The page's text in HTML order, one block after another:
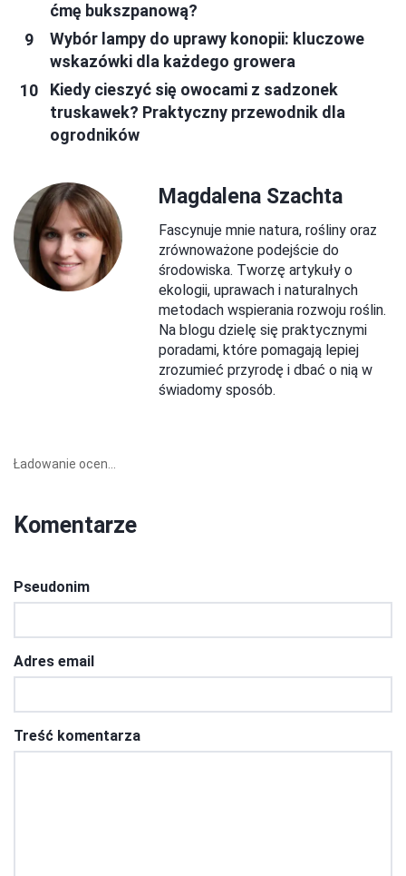
ćmę bukszpanową?
Wybór lampy do uprawy konopii: kluczowe
wskazówki dla każdego growera
Kiedy cieszyć się owocami z sadzonek
truskawek? Praktyczny przewodnik dla
ogrodników
Magdalena Szachta
Fascynuje mnie natura, rośliny oraz
zrównoważone podejście do
środowiska. Tworzę artykuły o
ekologii, uprawach i naturalnych
metodach wspierania rozwoju roślin.
Na blogu dzielę się praktycznymi
poradami, które pomagają lepiej
zrozumieć przyrodę i dbać o nią w
świadomy sposób.
Ładowanie ocen...
Komentarze
Pseudonim
Adres email
Treść komentarza